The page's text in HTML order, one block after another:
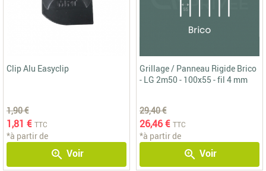
Clip Alu Easyclip
1,90 €
1,81 € TTC
*à partir de
zoom_in Voir
Grillage / Panneau Rigide Brico
- LG 2m50 - 100x55 - fil 4 mm
29,40 €
26,46 € TTC
*à partir de
zoom_in Voir